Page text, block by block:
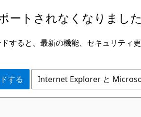
ートされなくなりました
すると、最新の機能、セキュリティ
する Internet Explorer と